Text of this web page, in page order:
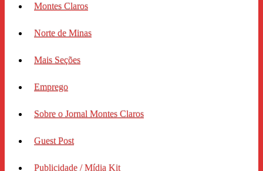
Montes Claros
Norte de Minas
Mais Seções
Emprego
Sobre o Jornal Montes Claros
Guest Post
Publicidade / Mídia Kit